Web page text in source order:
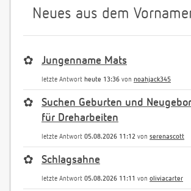
Neues aus dem
✿ Jungenname Mats
letzte Antwort heute 13:36 von noahjack345
✿
Suchen Geburten und
für Dreharbeiten
letzte Antwort 05.08.2026 11:12 von serenascott
✿ Schlagsahne
letzte Antwort 05.08.2026 11:11 von oliviacarter